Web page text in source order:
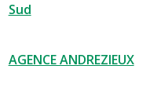
Sud
AGENCE ANDREZIEUX